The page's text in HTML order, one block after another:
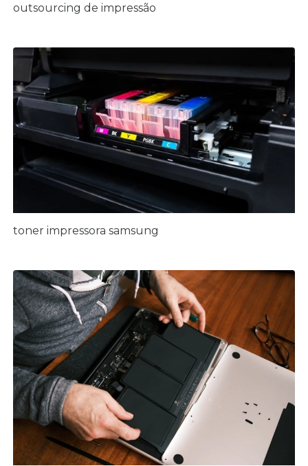
outsourcing de impressão
toner impressora samsung